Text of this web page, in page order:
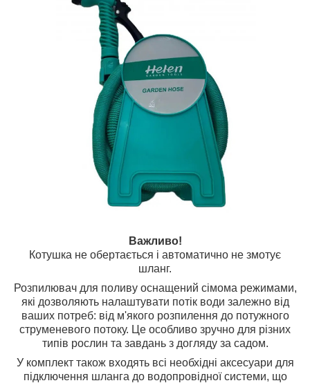
Важливо!
Котушка не обертається і автоматично не змотує
шланг.
Розпилювач для поливу оснащений сімома режимами,
які дозволяють налаштувати потік води залежно від
ваших потреб: від м'якого розпилення до потужного
струменевого потоку. Це особливо зручно для різних
типів рослин та завдань з догляду за садом.
У комплект також входять всі необхідні аксесуари для
підключення шланга до водопровідної системи, що